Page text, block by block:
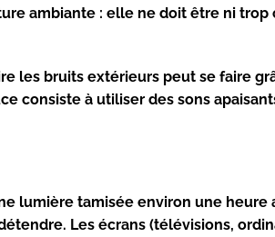
ambiante : elle ne doit être ni
les bruits extérieurs peut se faire
consiste à utiliser des sons
lumière tamisée environ une heure
Les écrans (télévisions,